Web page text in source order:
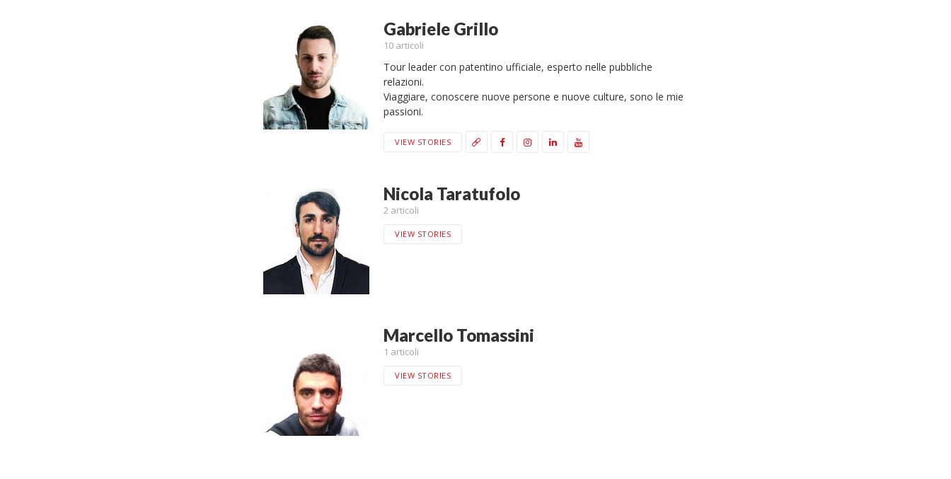
Gabriele Grillo
10 articoli
Tour leader con patentino ufficiale, esperto nelle pubbliche
relazioni.
Viaggiare, conoscere nuove persone e nuove culture, sono le mie
passioni.
VIEW STORIES
Nicola Taratufolo
2 articoli
VIEW STORIES
Marcello Tomassini
1 articoli
VIEW STORIES